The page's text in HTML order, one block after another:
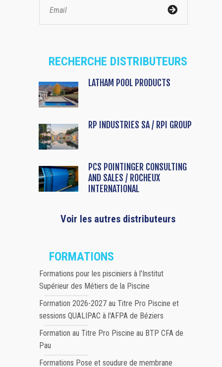
RECHERCHE DISTRIBUTEURS
LATHAM POOL PRODUCTS
RP INDUSTRIES SA / RPI GROUP
PCS POINTINGER CONSULTING
AND SALES / ROCHEUX
INTERNATIONAL
Voir les autres distributeurs
FORMATIONS
Formations pour les pisciniers à l'Institut
Supérieur des Métiers de la Piscine
Formation 2026-2027 au Titre Pro Piscine et
sessions QUALIPAC à l'AFPA de Béziers
Formation au Titre Pro Piscine au BTP CFA de
Pau
Formations Pose et soudure de membrane